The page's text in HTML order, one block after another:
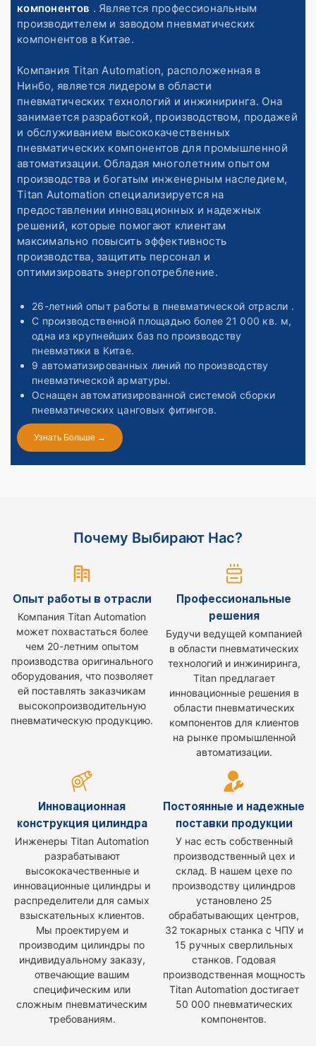
компонентов . Является профессиональным
производителем и заводом пневматических
компонентов в Китае.
Компания Titan Automation, расположенная в
Нинбо, является лидером в области
пневматических технологий и инжиниринга. Она
занимается разработкой, производством, продажей
и обслуживанием высококачественных
пневматических компонентов для промышленной
автоматизации. Обладая многолетним опытом
производства и богатым инженерным наследием,
Titan Automation специализируется на
предоставлении инновационных и надежных
решений, которые помогают клиентам
максимально повысить эффективность
производства, защитить персонал и
оптимизировать энергопотребление.
26-летний опыт работы в пневматической отрасли .
С производственной площадью более 21 000 кв. м,
одна из крупнейших баз по производству
пневматики в Китае.
9 автоматизированных линий по производству
пневматической арматуры.
Оснащен автоматизированной системой сборки
пневматических цанговых фитингов.
Узнать Больше →
Почему Выбирают Нас?
Опыт работы в отрасли
Компания Titan Automation
может похвастаться более
чем 20-летним опытом
производства оригинального
оборудования, что позволяет
ей поставлять заказчикам
высокопроизводительную
пневматическую продукцию.
Профессиональные
решения
Будучи ведущей компанией
в области пневматических
технологий и инжиниринга,
Titan предлагает
инновационные решения в
области пневматических
компонентов для клиентов
на рынке промышленной
автоматизации.
Инновационная
конструкция цилиндра
Инженеры Titan Automation
разрабатывают
высококачественные и
инновационные цилиндры и
распределители для самых
взыскательных клиентов.
Мы проектируем и
производим цилиндры по
индивидуальному заказу,
отвечающие вашим
специфическим или
сложным пневматическим
требованиям.
Постоянные и надежные
поставки продукции
У нас есть собственный
производственный цех и
склад. В нашем цехе по
производству цилиндров
установлено 25
обрабатывающих центров,
32 токарных станка с ЧПУ и
15 ручных сверлильных
станков. Годовая
производственная мощность
Titan Automation достигает
50 000 пневматических
компонентов.